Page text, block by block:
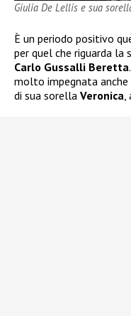
Giulia De Lellis e sua
È un periodo positivo
per quel che riguarda la
Carlo Gussalli Beretta
molto impegnata anche
di sua sorella Veronica